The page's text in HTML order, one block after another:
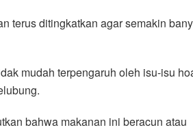
terus ditingkatkan agar semakin
mudah terpengaruh oleh isu-isu
bahwa makanan ini beracun atau